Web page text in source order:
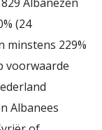
(24
minstens 229%
voorwaarde
Albanees